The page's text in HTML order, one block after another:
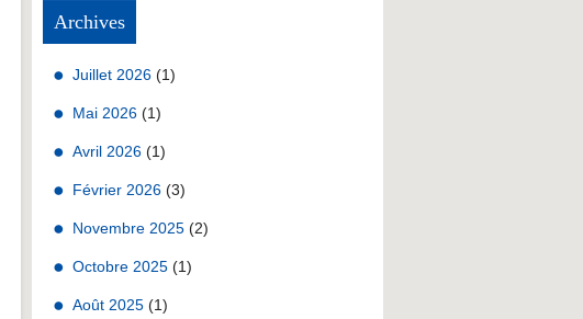
Archives
Juillet 2026 (1)
Mai 2026 (1)
Avril 2026 (1)
Février 2026 (3)
Novembre 2025 (2)
Octobre 2025 (1)
Août 2025 (1)